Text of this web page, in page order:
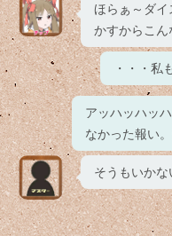
ほらぁ～ダ
かすからこ
・・・私
アッハッハッ
なかった報い
そうもいかな